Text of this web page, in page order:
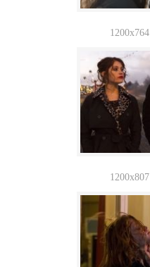
1200x764
1200x807